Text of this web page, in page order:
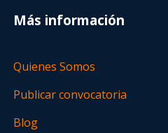
Más información
Quienes Somos
Publicar convocatoria
Blog